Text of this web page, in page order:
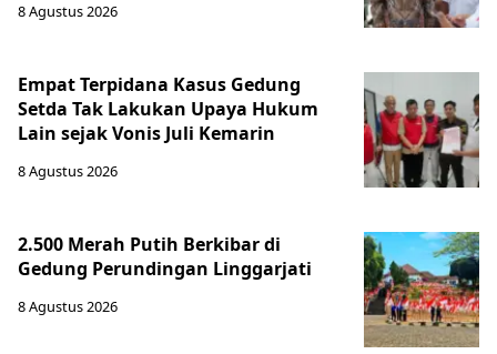
8 Agustus 2026
Empat Terpidana Kasus Gedung
Setda Tak Lakukan Upaya Hukum
Lain sejak Vonis Juli Kemarin
8 Agustus 2026
2.500 Merah Putih Berkibar di
Gedung Perundingan Linggarjati
8 Agustus 2026